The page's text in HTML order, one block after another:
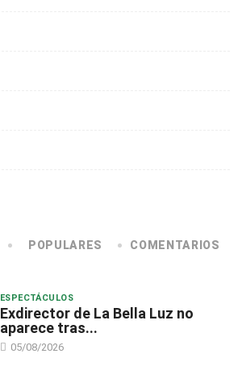
POPULARES COMENTARIOS
ESPECTÁCULOS
Exdirector de La Bella Luz no
aparece tras...
05/08/2026